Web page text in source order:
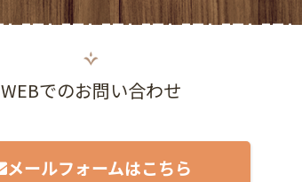
2025年5月
WEBでのお問い合わせ
メールフォームはこちら